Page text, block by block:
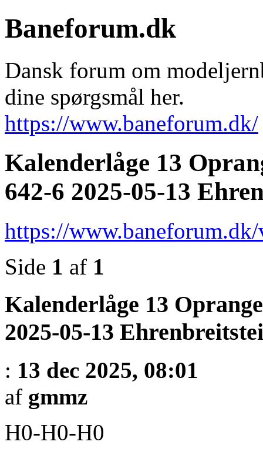
Baneforum.dk
Dansk forum om
dine spørgsmål her.
https://www.baneforum.dk/
Kalenderlåge 13
642-6 2025-05-13
https://
Side 1 af 1
Kalenderlåge 13
2025-05-13
: 13 dec 2025, 08:01
af gmmz
H0-H0-H0